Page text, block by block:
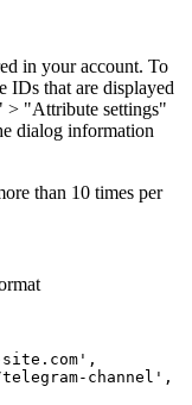
in your account. To
IDs that are displayed
> "Attribute settings"
dialog information
than 10 times per
channel',